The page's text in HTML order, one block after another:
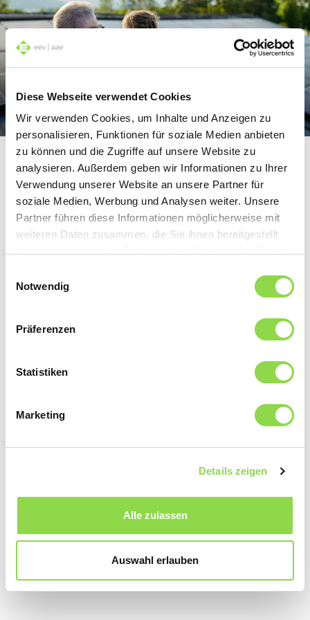
Diese Webseite verwendet Cookies
Wir verwenden Cookies, um Inhalte und Anzeigen zu
personalisieren, Funktionen für soziale Medien anbieten
zu können und die Zugriffe auf unsere Website zu
analysieren. Außerdem geben wir Informationen zu Ihrer
Verwendung unserer Website an unsere Partner für
soziale Medien, Werbung und Analysen weiter. Unsere
Partner führen diese Informationen möglicherweise mit
weiteren Daten zusammen, die Sie ihnen bereitgestellt
Notwendig
Präferenzen
Statistiken
Marketing
Details zeigen
Alle zulassen
Auswahl erlauben
Sonnige Zukunft
Über acht Terawattstunden Solarstrom lieferten Schweizer
Photovoltaikanlagen 2025. Das sind fast 40 Prozent mehr
als im Vorjahr. Damit deckte die Sonne bereits rund 14
Prozent des Schweizer Stromverbrauchs. Bis 2035 soll die
eine wichtige Rolle.